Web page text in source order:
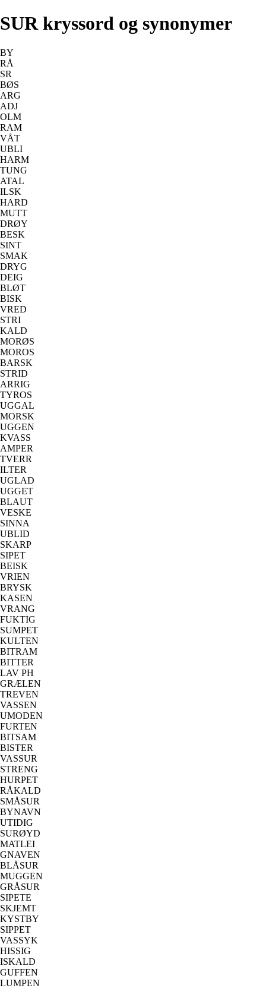
SUR kryssord og synonymer
BY
RÅ
SR
BØS
ARG
ADJ
OLM
RAM
VÅT
UBLI
HARM
TUNG
ATAL
ILSK
HARD
MUTT
DRØY
BESK
SINT
SMAK
DRYG
DEIG
BLØT
BISK
VRED
STRI
KALD
MORØS
MOROS
BARSK
STRID
ARRIG
TYROS
UGGAL
MORSK
UGGEN
KVASS
AMPER
TVERR
ILTER
UGLAD
UGGET
BLAUT
VESKE
SINNA
UBLID
SKARP
SIPET
BEISK
VRIEN
BRYSK
KASEN
VRANG
FUKTIG
SUMPET
KULTEN
BITRAM
BITTER
LAV PH
GRÆLEN
TREVEN
VASSEN
UMODEN
FURTEN
BITSAM
BISTER
VASSUR
STRENG
HURPET
RÅKALD
SMÅSUR
BYNAVN
UTIDIG
SURØYD
MATLEI
GNAVEN
BLÅSUR
MUGGEN
GRÅSUR
SIPETE
SKJEMT
KYSTBY
SIPPET
VASSYK
HISSIG
ISKALD
GUFFEN
LUMPEN